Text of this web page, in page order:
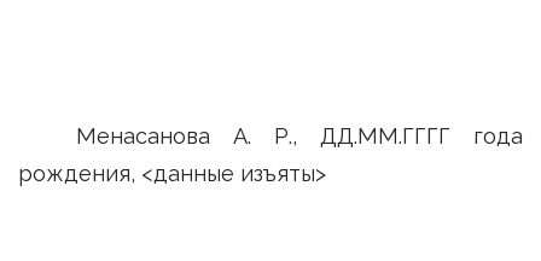
Менасанова А. Р., ДД.ММ.ГГГГ года
рождения, <данные изъяты>